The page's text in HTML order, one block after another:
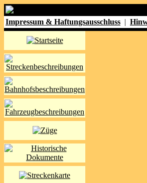
Impressum & Haftungsausschluss |